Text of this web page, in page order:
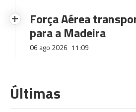
Força Aérea
para a Madeira
06 ago 2026 11:09
Últimas